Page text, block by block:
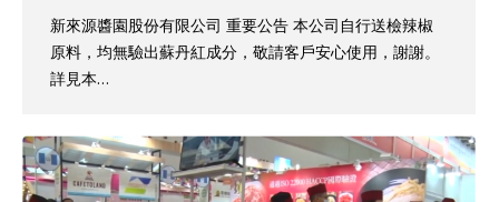
新來源醬園股份有限公司 重要公告 本公司自行送檢辣椒
原料，均無驗出蘇丹紅成分，敬請客戶安心使用，謝謝。
詳見本…